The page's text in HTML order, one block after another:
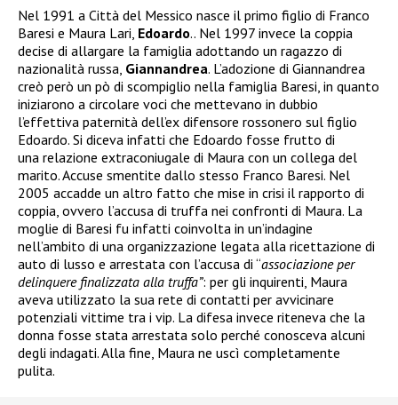
Nel 1991 a Città del Messico nasce il primo figlio di Franco
Baresi e Maura Lari, Edoardo.. Nel 1997 invece la coppia
decise di allargare la famiglia adottando un ragazzo di
nazionalità russa, Giannandrea. L’adozione di Giannandrea
creò però un pò di scompiglio nella famiglia Baresi, in quanto
iniziarono a circolare voci che mettevano in dubbio
l’effettiva paternità dell’ex difensore rossonero sul figlio
Edoardo. Si diceva infatti che Edoardo fosse frutto di
una relazione extraconiugale di Maura con un collega del
marito. Accuse smentite dallo stesso Franco Baresi. Nel
2005 accadde un altro fatto che mise in crisi il rapporto di
coppia, ovvero l’accusa di truffa nei confronti di Maura. La
moglie di Baresi fu infatti coinvolta in un’indagine
nell’ambito di una organizzazione legata alla ricettazione di
auto di lusso e arrestata con l’accusa di “associazione per
delinquere finalizzata alla truffa”: per gli inquirenti, Maura
aveva utilizzato la sua rete di contatti per avvicinare
potenziali vittime tra i vip. La difesa invece riteneva che la
donna fosse stata arrestata solo perché conosceva alcuni
degli indagati. Alla fine, Maura ne uscì completamente
pulita.